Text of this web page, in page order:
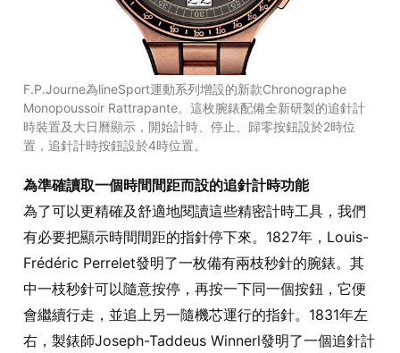
F.P.Journe為lineSport運動系列增設的新款Chronographe
Monopoussoir Rattrapante。這枚腕錶配備全新研製的追針計
時裝置及大日曆顯示，開始計時、停止、歸零按鈕設於2時位
置，追針計時按鈕設於4時位置。
為準確讀取一個時間間距而設的追針計時功能
為了可以更精確及舒適地閱讀這些精密計時工具，我們
有必要把顯示時間間距的指針停下來。1827年，Louis-
Frédéric Perrelet發明了一枚備有兩枝秒針的腕錶。其
中一枝秒針可以隨意按停，再按一下同一個按鈕，它便
會繼續行走，並追上另一隨機芯運行的指針。1831年左
右，製錶師Joseph-Taddeus Winnerl發明了一個追針計